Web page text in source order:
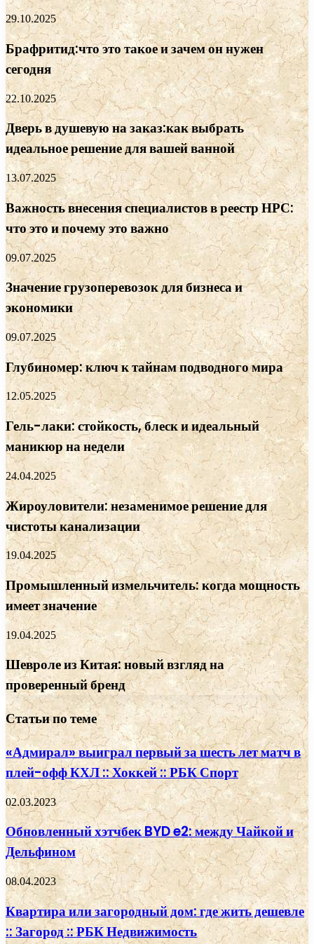
29.10.2025
Брафритид:что это такое и зачем он нужен
сегодня
22.10.2025
Дверь в душевую на заказ:как выбрать
идеальное решение для вашей ванной
13.07.2025
Важность внесения специалистов в реестр НРС:
что это и почему это важно
09.07.2025
Значение грузоперевозок для бизнеса и
экономики
09.07.2025
Глубиномер: ключ к тайнам подводного мира
12.05.2025
Гель-лаки: стойкость, блеск и идеальный
маникюр на недели
24.04.2025
Жироуловители: незаменимое решение для
чистоты канализации
19.04.2025
Промышленный измельчитель: когда мощность
имеет значение
19.04.2025
Шевроле из Китая: новый взгляд на
проверенный бренд
Статьи по теме
«Адмирал» выиграл первый за шесть лет матч в
плей-офф КХЛ :: Хоккей :: РБК Спорт
02.03.2023
Обновленный хэтчбек BYD e2: между Чайкой и
Дельфином
08.04.2023
Квартира или загородный дом: где жить дешевле
:: Загород :: РБК Недвижимость